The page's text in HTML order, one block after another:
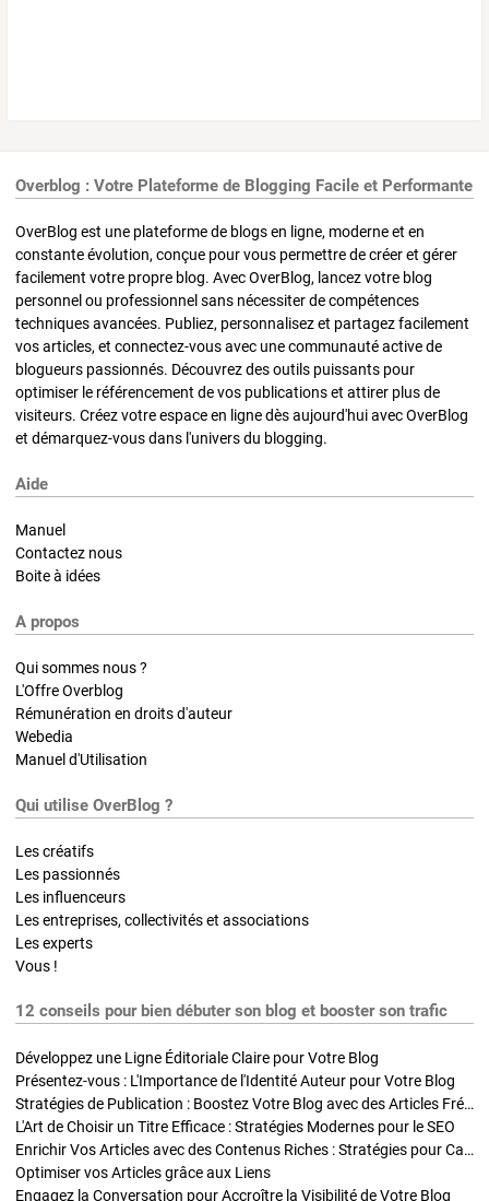
Overblog : Votre Plateforme de Blogging Facile et Performante
OverBlog est une plateforme de blogs en ligne, moderne et en
constante évolution, conçue pour vous permettre de créer et gérer
facilement votre propre blog. Avec OverBlog, lancez votre blog
personnel ou professionnel sans nécessiter de compétences
techniques avancées. Publiez, personnalisez et partagez facilement
vos articles, et connectez-vous avec une communauté active de
blogueurs passionnés. Découvrez des outils puissants pour
optimiser le référencement de vos publications et attirer plus de
visiteurs. Créez votre espace en ligne dès aujourd'hui avec OverBlog
et démarquez-vous dans l'univers du blogging.
Aide
Manuel
Contactez nous
Boite à idées
A propos
Qui sommes nous ?
L'Offre Overblog
Rémunération en droits d'auteur
Webedia
Manuel d'Utilisation
Qui utilise OverBlog ?
Les créatifs
Les passionnés
Les influenceurs
Les entreprises, collectivités et associations
Les experts
Vous !
12 conseils pour bien débuter son blog et booster son trafic
Développez une Ligne Éditoriale Claire pour Votre Blog
Présentez-vous : L'Importance de l'Identité Auteur pour Votre Blog
Stratégies de Publication : Boostez Votre Blog avec des Articles Fréquents et Exclusifs
L'Art de Choisir un Titre Efficace : Stratégies Modernes pour le SEO
Enrichir Vos Articles avec des Contenus Riches : Stratégies pour Captiver et Optimiser
Optimiser vos Articles grâce aux Liens
Engagez la Conversation pour Accroître la Visibilité de Votre Blog